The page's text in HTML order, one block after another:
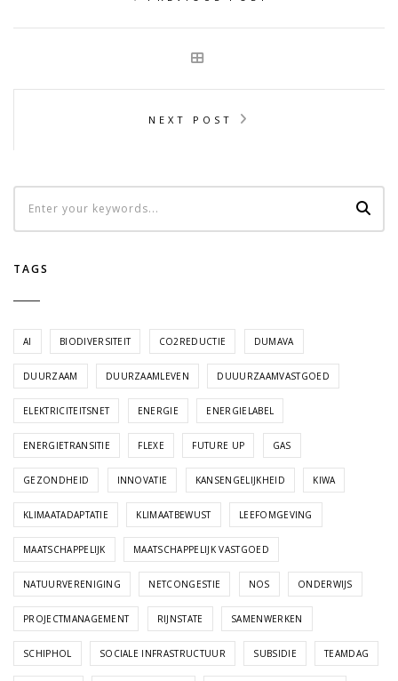
NEXT POST
TAGS
AI BIODIVERSITEIT CO2REDUCTIE DUMAVA
DUURZAAM DUURZAAMLEVEN DUUURZAAMVASTGOED
ELEKTRICITEITSNET ENERGIE ENERGIELABEL
ENERGIETRANSITIE FLEXE FUTURE UP GAS
GEZONDHEID INNOVATIE KANSENGELIJKHEID KIWA
KLIMAATADAPTATIE KLIMAATBEWUST LEEFOMGEVING
MAATSCHAPPELIJK MAATSCHAPPELIJK VASTGOED
NATUURVERENIGING NETCONGESTIE NOS ONDERWIJS
PROJECTMANAGEMENT RIJNSTATE SAMENWERKEN
SCHIPHOL SOCIALE INFRASTRUCTUUR SUBSIDIE TEAMDAG